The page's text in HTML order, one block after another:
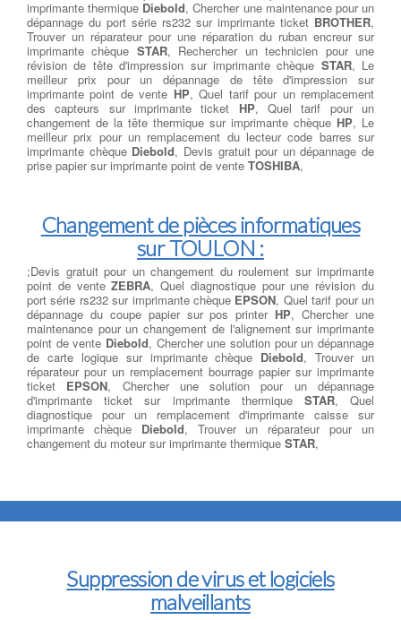
imprimante thermique Diebold, Chercher une maintenance pour un
dépannage du port série rs232 sur imprimante ticket BROTHER,
Trouver un réparateur pour une réparation du ruban encreur sur
imprimante chèque STAR, Rechercher un technicien pour une
révision de tête d'impression sur imprimante chèque STAR, Le
meilleur prix pour un dépannage de tête d'impression sur
imprimante point de vente HP, Quel tarif pour un remplacement
des capteurs sur imprimante ticket HP, Quel tarif pour un
changement de la tête thermique sur imprimante chèque HP, Le
meilleur prix pour un remplacement du lecteur code barres sur
imprimante chèque Diebold, Devis gratuit pour un dépannage de
prise papier sur imprimante point de vente TOSHIBA,
Changement de pièces informatiques
sur TOULON :
;Devis gratuit pour un changement du roulement sur imprimante
point de venteZEBRA, Quel diagnostique pour une révision du
port série rs232 sur imprimante chèque EPSON, Quel tarif pour un
dépannage du coupe papier sur pos printer HP, Chercher une
maintenance pour un changement de l'alignement sur imprimante
point de vente Diebold, Chercher une solution pour un dépannage
de carte logique sur imprimante chèque Diebold, Trouver un
réparateur pour un remplacement bourrage papier sur imprimante
ticket EPSON, Chercher une solution pour un dépannage
d'imprimante ticket sur imprimante thermique STAR, Quel
diagnostique pour un remplacement d'imprimante caisse sur
imprimante chèque Diebold, Trouver un réparateur pour un
changement du moteur sur imprimante thermique STAR,
Suppression de virus et logiciels
malveillants